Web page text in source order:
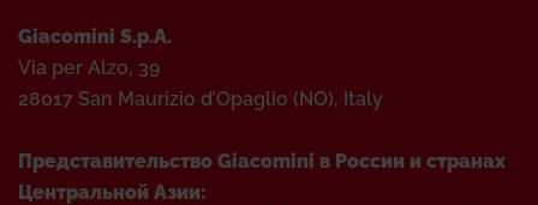
Giacomini S.p.A.
Via per Alzo, 39
28017 San Maurizio d’Opaglio (NO), Italy
Представительство Giacomini в России и странах
Центральной Азии: